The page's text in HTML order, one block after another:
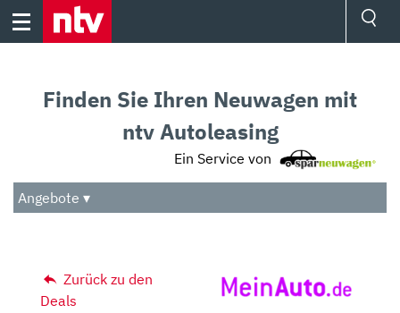
Skip
Audio
Das Beste
Finden Sie Ihren Neuwagen mit
ntv Autoleasing
Ein Service von
Angebote ▾
Zurück zu den
Deals